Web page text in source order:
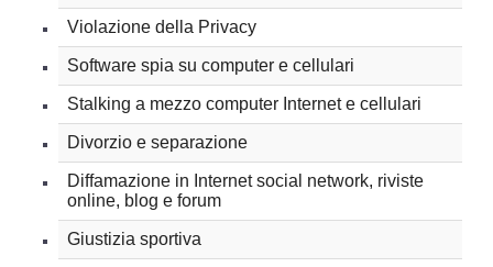
Violazione della Privacy
Software spia su computer e cellulari
Stalking a mezzo computer Internet e cellulari
Divorzio e separazione
Diffamazione in Internet social network, riviste
online, blog e forum
Giustizia sportiva